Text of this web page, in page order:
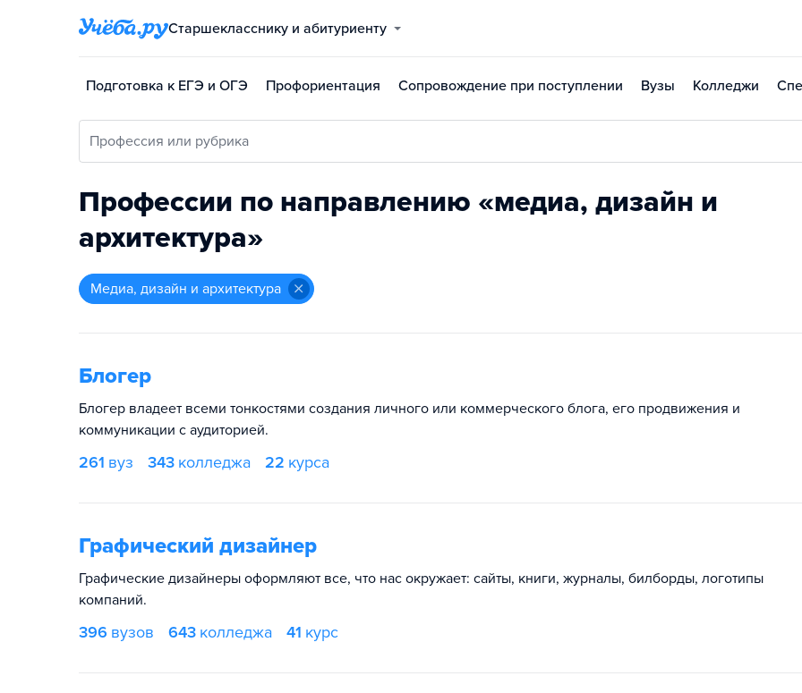
Старшекласснику и абитуриенту
Подготовка к ЕГЭ и ОГЭ Профориентация Сопровождение при поступлении Вузы Колледжи
Профессия или рубрика
Профессии по направлению «медиа, дизайн и
архитектура»
медиа, дизайн и архитектура
Блогер
Блогер владеет всеми тонкостями создания личного или коммерческого блога, его продвижения и
коммуникации с аудиторией.
261 вуз 343 колледжа 22 курса
Графический дизайнер
Графические дизайнеры оформляют все, что нас окружает: сайты, книги, журналы, билборды, логотипы
компаний.
396 вузов 643 колледжа 41 курс